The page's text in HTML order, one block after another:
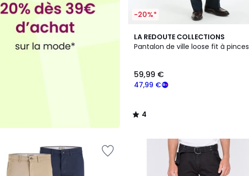
-20%*
LA REDOUTE COLLECTIONS
Pantalon de ville loose fit à pinces
47,99 €
59,99 €
4
/
4
/